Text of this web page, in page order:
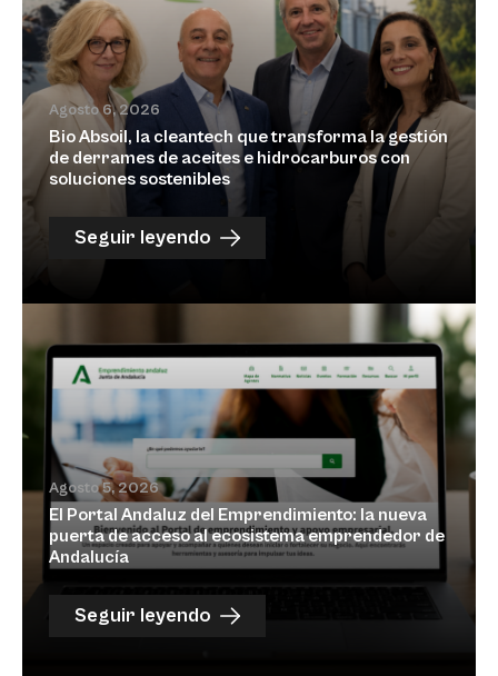
Agosto 6, 2026
Bio Absoil, la cleantech que transforma la gestión
de derrames de aceites e hidrocarburos con
soluciones sostenibles
Seguir leyendo
Agosto 5, 2026
El Portal Andaluz del Emprendimiento: la nueva
puerta de acceso al ecosistema emprendedor de
Andalucía
Seguir leyendo